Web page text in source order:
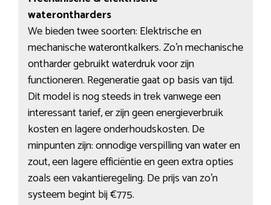
waterontharders
We bieden twee soorten: Elektrische en
mechanische waterontkalkers. Zo’n mechanische
ontharder gebruikt waterdruk voor zijn
functioneren. Regeneratie gaat op basis van tijd.
Dit model is nog steeds in trek vanwege een
interessant tarief, er zijn geen energieverbruik
kosten en lagere onderhoudskosten. De
minpunten zijn: onnodige verspilling van water en
zout, een lagere efficiëntie en geen extra opties
zoals een vakantieregeling. De prijs van zo’n
systeem begint bij €775.